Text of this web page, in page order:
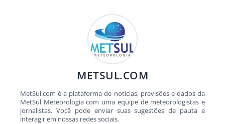
METSUL.COM
MetSul.com é a plataforma de notícias, previsões e dados da
MetSul Meteorologia com uma equipe de meteorologistas e
jornalistas. Você pode enviar suas sugestões de pauta e
interagir em nossas redes sociais.